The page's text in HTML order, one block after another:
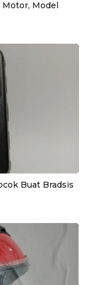
Model
Buat Bradsis